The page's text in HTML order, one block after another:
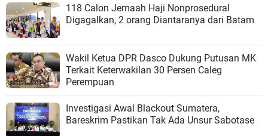
118 Calon Jemaah Haji Nonprosedural
Digagalkan, 2 orang Diantaranya dari Batam
Wakil Ketua DPR Dasco Dukung Putusan MK
Terkait Keterwakilan 30 Persen Caleg
Perempuan
Investigasi Awal Blackout Sumatera,
Bareskrim Pastikan Tak Ada Unsur Sabotase